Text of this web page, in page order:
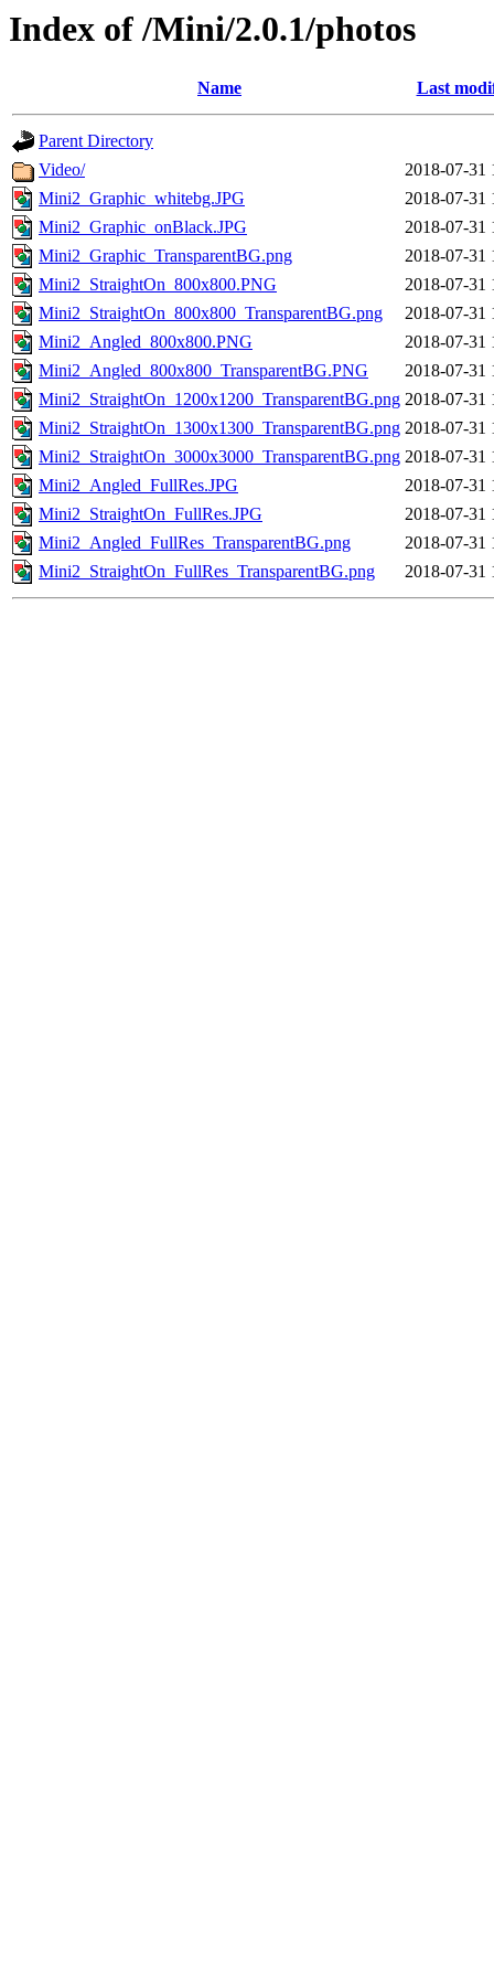
Index of /Mini/2.0.1/photos
Name Last
Parent Directory
Video/
2018-07-31
Mini2_Graphic_whitebg.JPG
2018-07-31
Mini2_Graphic_onBlack.JPG
2018-07-31
Mini2_Graphic_TransparentBG.png
2018-07-31
Mini2_StraightOn_800x800.PNG
2018-07-31
Mini2_StraightOn_800x800_TransparentBG.png
2018-07-31
Mini2_Angled_800x800.PNG
2018-07-31
Mini2_Angled_800x800_TransparentBG.PNG
2018-07-31
Mini2_StraightOn_1200x1200_TransparentBG.png 2018-07-31
Mini2_StraightOn_1300x1300_TransparentBG.png 2018-07-31
Mini2_StraightOn_3000x3000_TransparentBG.png 2018-07-31
Mini2_Angled_FullRes.JPG
2018-07-31
Mini2_StraightOn_FullRes.JPG
2018-07-31
Mini2_Angled_FullRes_TransparentBG.png
2018-07-31
Mini2_StraightOn_FullRes_TransparentBG.png
2018-07-31